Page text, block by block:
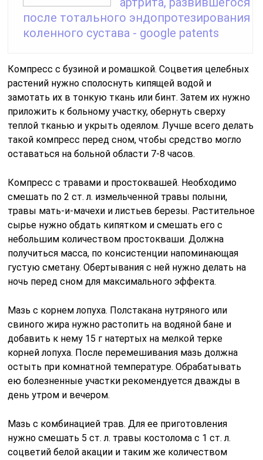
после тотального эндопротезирования
коленного сустава - google patents
Компресс с бузиной и ромашкой. Соцветия целебных
растений нужно сполоснуть кипящей водой и
замотать их в тонкую ткань или бинт. Затем их нужно
приложить к больному участку, обернуть сверху
теплой тканью и укрыть одеялом. Лучше всего делать
такой компресс перед сном, чтобы средство могло
оставаться на больной области 7-8 часов.
Компресс с травами и простоквашей. Необходимо
смешать по 2 ст. л. измельченной травы полыни,
травы мать-и-мачехи и листьев березы. Растительное
сырье нужно обдать кипятком и смешать его с
небольшим количеством простокваши. Должна
получиться масса, по консистенции напоминающая
густую сметану. Обертывания с ней нужно делать на
ночь перед сном для максимального эффекта.
Мазь с корнем лопуха. Полстакана нутряного или
свиного жира нужно растопить на водяной бане и
добавить к нему 15 г натертых на мелкой терке
корней лопуха. После перемешивания мазь должна
остыть при комнатной температуре. Обрабатывать
ею болезненные участки рекомендуется дважды в
день утром и вечером.
Мазь с комбинацией трав. Для ее приготовления
нужно смешать 5 ст. л. травы костолома с 1 ст. л.
соцветий белой акации и таким же количеством